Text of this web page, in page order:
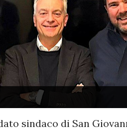
sindaco di San